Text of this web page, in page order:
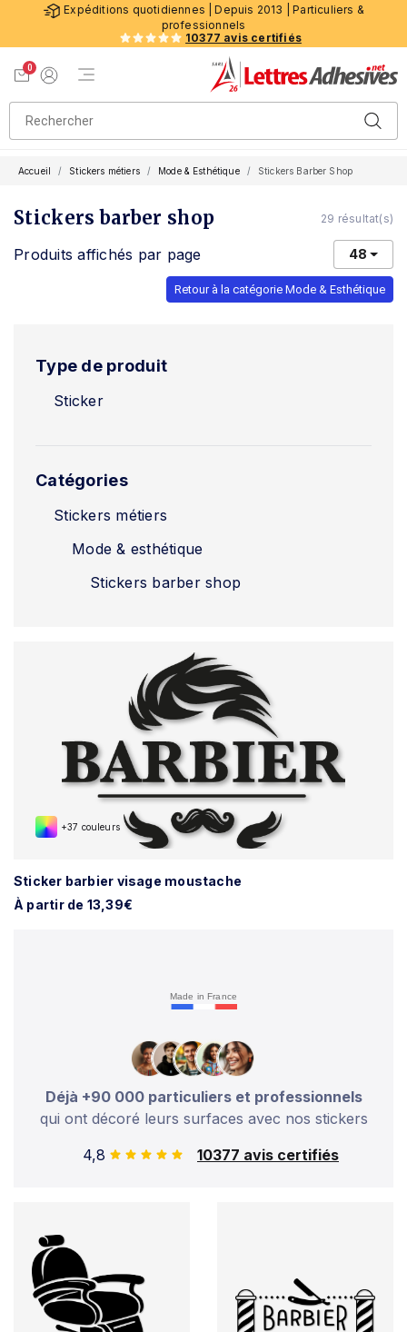
Expéditions quotidiennes | Depuis 2013 | Particuliers &
professionnels
10377 avis certifiés
0
Menu de navigation
Accueil Stickers métiers Mode & Esthétique Stickers Barber Shop
Stickers barber shop 29 résultat(s)
Produits affichés par page 48
Retour à la catégorie Mode & Esthétique
Type de produit
Sticker
Catégories
Stickers métiers
Mode & esthétique
Stickers barber shop
+37 couleurs
Sticker barbier visage moustache
À partir de 13,39€
Made in France
Déjà +90 000 particuliers et professionnels
qui ont décoré leurs surfaces avec nos stickers
4,8
10377 avis certifiés